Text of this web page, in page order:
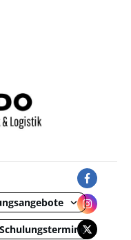
Schulungstermine